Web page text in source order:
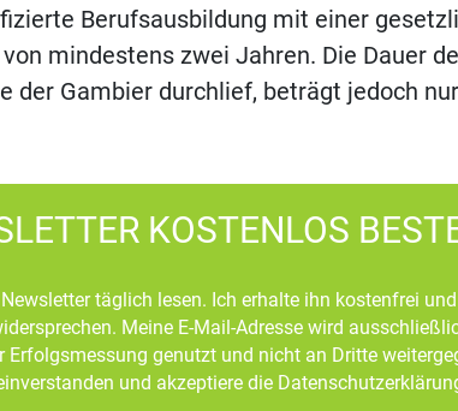
Berufsausbildung mit einer
mindestens zwei Jahren. Die Dauer
der Gambier durchlief, beträgt jedoch
KOSTENLOS
täglich lesen. Ich erhalte ihn kostenfrei
Meine E-Mail-Adresse wird
Erfolgsmessung genutzt und nicht an Dritte
und akzeptiere die